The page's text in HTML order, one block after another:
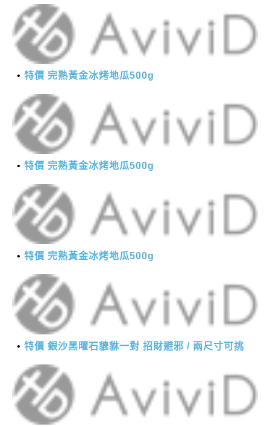
特價 完熟黃金冰烤地瓜500g
特價 完熟黃金冰烤地瓜500g
特價 完熟黃金冰烤地瓜500g
特價 銀沙黑曜石貔貅一對 招財避邪 / 兩尺寸可挑